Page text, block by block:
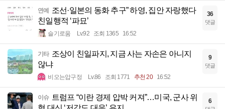
연예
조선·일본의 동화 추구” 하영, 집안 자랑했다
친일행적 ‘파묘’
슬기로움 Lv.92 조회 1365 16:52
36
댓글
기타 조상이 친일파지, 지금 사는 자손은 아니지
않냐
비오는압구정 Lv.86 조회 1771 추천 20 16:52
9
댓글
이슈
트럼프 “이란 경제 압박 커져”…미국, 군사 위
6